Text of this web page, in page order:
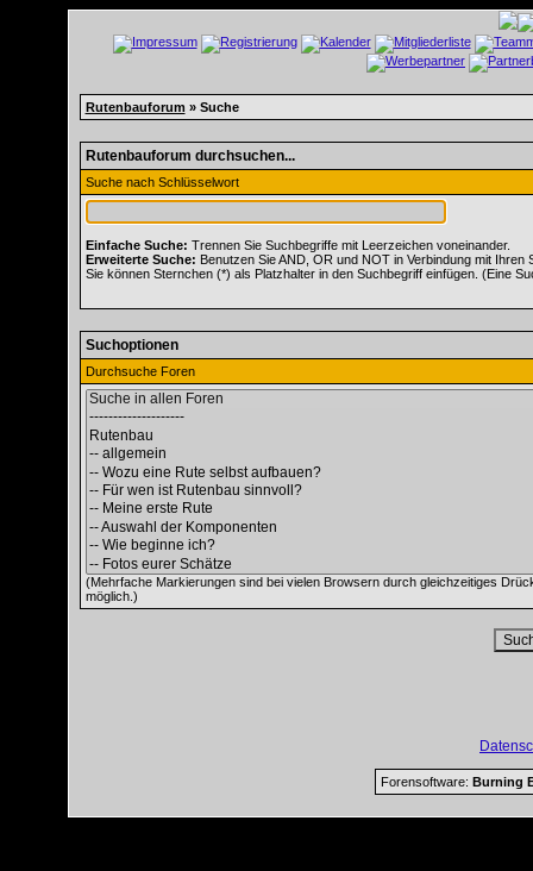
Rutenbauforum » Suche
Rutenbauforum durchsuchen...
Suche nach Schlüsselwort
Einfache Suche: Trennen Sie Suchbegriffe mit Leerzeichen voneinander.
Erweiterte Suche: Benutzen Sie AND, OR und NOT in Verbindung mit
Sie können Sternchen (*) als Platzhalter in den Suchbegriff einfügen. (Eine
Suchoptionen
Durchsuche Foren
(Mehrfache Markierungen sind bei vielen Browsern durch gleichzeitiges
möglich.)
Forensoftware: Burning